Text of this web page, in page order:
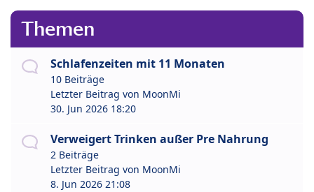
Themen
Schlafenzeiten mit 11 Monaten
10 Beiträge
Letzter Beitrag von MoonMi
30. Jun 2026 18:20
Verweigert Trinken außer Pre Nahrung
2 Beiträge
Letzter Beitrag von MoonMi
8. Jun 2026 21:08